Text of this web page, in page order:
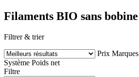
Filaments BIO sans bobine
Filtrer & trier
Prix Marques
Système Poids net
Filtre